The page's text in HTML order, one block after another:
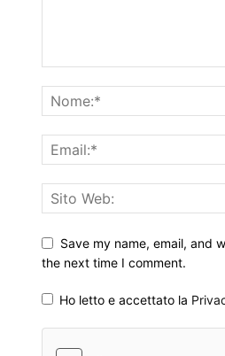
Save my name, email, and
the next time I comment.
Ho letto e accettato la